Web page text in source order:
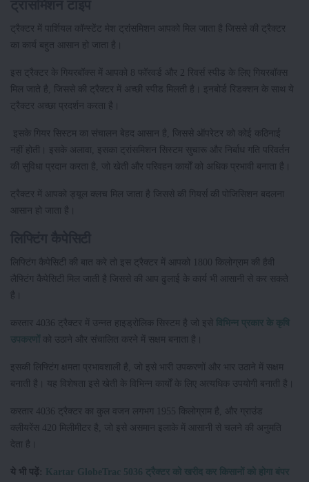
ट्रैक्टर में पार्शियल कॉन्स्टेंट मेश ट्रांसमिशन आपको मिल जाता है जिससे की ट्रैक्टर
का कार्य बहुत आसान हो जाता है।
इस ट्रैक्टर के गियरबॉक्स में आपको 8 फॉरवर्ड और 2 रिवर्स स्पीड के लिए गियरबॉक्स
मिल जाते है, जिससे की ट्रैक्टर में अच्छी स्पीड मिलती है। इनबोर्ड रिडक्शन के साथ ये
ट्रैक्टर अच्छा प्रदर्शन करता है।
इसके गियर सिस्टम का संचालन बेहद आसान है, जिससे ऑपरेटर को कोई कठिनाई
नहीं होती। इसके अलावा, इसका ट्रांसमिशन सिस्टम सुचारू और निर्बाध गति परिवर्तन
की सुविधा प्रदान करता है, जो खेती और परिवहन कार्यों को अधिक प्रभावी बनाता है।
ट्रैक्टर में आपको ड्यूल क्लच मिल जाता है जिससे की गियर्स की पोजिसिशन बदलना
आसान हो जाता है।
लिफ्टिंग कैपेसिटी की बात करे तो इस ट्रैक्टर में आपको 1800 किलोग्राम की हैवी
लैफ्टिंग कैपेसिटी मिल जाती है जिससे की आप ढुलाई के कार्य भी आसानी से कर सकते
है।
करतार 4036 ट्रैक्टर में उन्नत हाइड्रोलिक सिस्टम है जो इसे विभिन्न प्रकार के कृषि
उपकरणों
को उठाने और संचालित करने में सक्षम बनाता है।
इसकी लिफ्टिंग क्षमता प्रभावशाली है, जो इसे भारी उपकरणों और भार उठाने में सक्षम
बनाती है। यह विशेषता इसे खेती के विभिन्न कार्यों के लिए अत्यधिक उपयोगी बनाती है।
करतार 4036 ट्रैक्टर का कुल वजन लगभग 1955 किलोग्राम है, और ग्राउंड
क्लीयरेंस 420 मिलीमीटर है, जो इसे असमान इलाके में आसानी से चलने की अनुमति
देता है।
ये भी पढ़ें:
Kartar GlobeTrac 5036 ट्रैक्टर को खरीद कर किसानों को होगा बंपर